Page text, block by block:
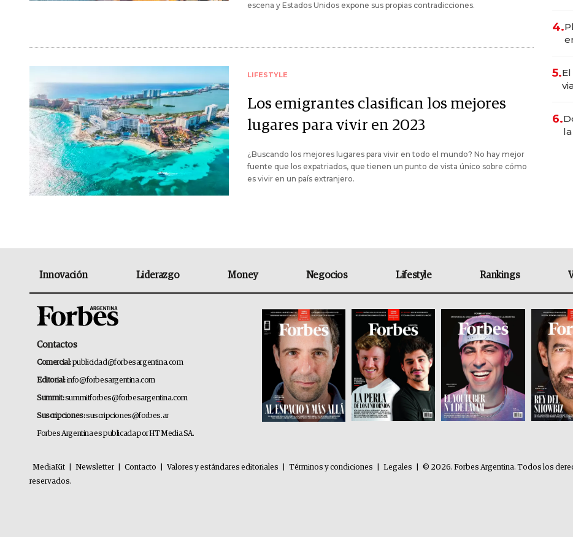
escena y Estados Unidos expone sus propias contradicciones.
LIFESTYLE
Los emigrantes clasifican los mejores
lugares para vivir en 2023
¿Buscando los mejores lugares para vivir en todo el mundo? No hay mejor
fuente que los expatriados, que tienen un punto de vista único sobre cómo
es vivir en un país extranjero.
4.
5.
6.
Innovación Liderazgo Money Negocios Lifestyle Rankings
Contactos
Comercial:publicidad@forbesargentina.com
Editorial:info@forbesargentina.com
Summit:summitforbes@forbesargentina.com
Suscripciones:suscripciones@forbes.ar
Forbes Argentina es publicada por HT Media SA.
MediaKit Newsletter Contacto Valores y estándares editoriales Términos y condiciones Legales
© 2026. Forbes Argentina. Todos los
reservados.